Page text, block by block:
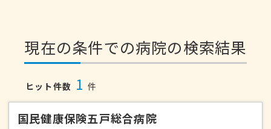
現在の条件での病院の検索結果
ヒット件数 1 件
国民健康保険五戸総合病院